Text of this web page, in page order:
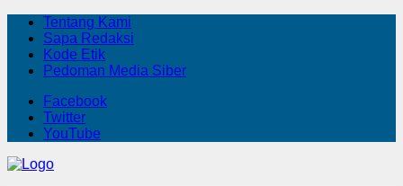
Tentang Kami
Sapa Redaksi
Kode Etik
Pedoman Media Siber
Facebook
Twitter
YouTube